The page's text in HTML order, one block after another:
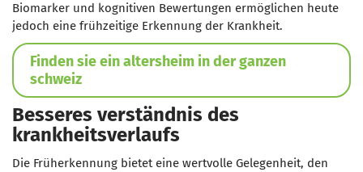
Biomarker und kognitiven Bewertungen ermöglichen heute
jedoch eine frühzeitige Erkennung der Krankheit.
Finden sie ein altersheim in der ganzen
schweiz
Besseres verständnis des
krankheitsverlaufs
Die Früherkennung bietet eine wertvolle Gelegenheit, den